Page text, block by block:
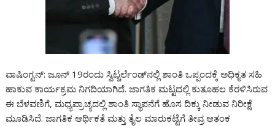
ವಾಷಿಂಗ್ಟನ್: ಜೂನ್ 19ರಂದು ಸ್ವಿಟ್ಚರ್ಲೆಂಡ್‌ನಲ್ಲಿ ಶಾಂತಿ ಒಪ್ಪಂದಕ್ಕೆ ಅಧಿಕೃತ ಸಹಿ
ಹಾಕುವ ಕಾರ್ಯಕ್ರಮ ನಿಗದಿಯಾಗಿದೆ. ಜಾಗತಿಕ ಮಟ್ಟದಲ್ಲಿ ಕುತೂಹಲ ಕೆರಳಿಸಿರುವ
ಈ ಬೆಳವಣಿಗೆ, ಮಧ್ಯಪ್ರಾಚ್ಯದಲ್ಲಿ ಶಾಂತಿ ಸ್ಥಾಪನೆಗೆ ಹೊಸ ದಿಕ್ಕು ನೀಡುವ ನಿರೀಕ್ಷೆ
ಮೂಡಿಸಿದೆ. ಜಾಗತಿಕ ಆರ್ಥಿಕತೆ ಮತ್ತು ತೈಲ ಮಾರುಕಟ್ಟೆಗೆ ತೀವ್ರ ಆತಂಕ